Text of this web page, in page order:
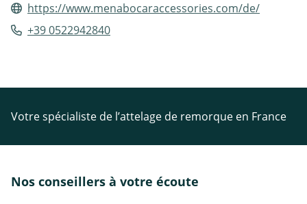
https://www.menabocaraccessories.com/de/
+39 0522942840
Votre spécialiste de l’attelage de remorque en France
Nos conseillers à votre écoute